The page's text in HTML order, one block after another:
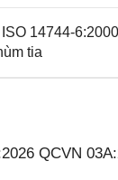
14744-
tia
QCVN